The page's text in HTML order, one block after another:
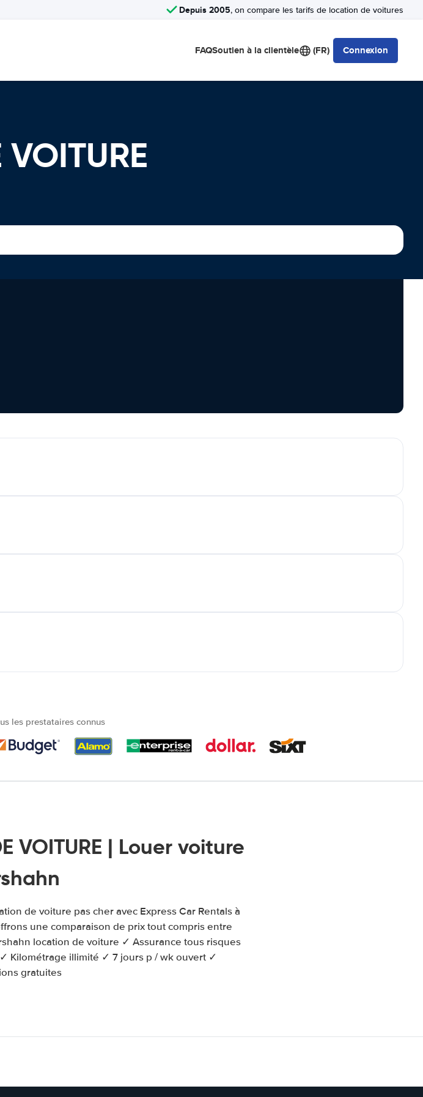
Depuis 2005, on compare les tarifs de location de voitures
FAQSoutien à la clientèle (FR) Connexion
les prestataires connus
VOITURE | Louer voiture
de voiture pas cher avec Express Car Rentals à
une comparaison de prix tout compris entre
location de voiture ✓ Assurance tous risques
Kilométrage illimité ✓ 7 jours p / wk ouvert ✓
gratuites